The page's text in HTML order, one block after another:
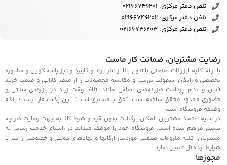
تلفن دفتر مرکزی: 02166746201
تلفن دفتر مرکزی: 02166746202
تلفن دفتر مرکزی: 02166746203
رضايت مشتريان، ضمانت كار ماست
با ارائه كليه ابزارآلات صنعتي با تنوع بالا از نظر برند و كاربرد و نيز پاسخگويي و مشاوره
تخصصي و رايگان، سهولت بررسي و مقايسه محصولات را از منظر كارايي و قيمت خريد
آسان و عدم پرداخت هزينه‌های اضافی مانند اتلاف وقت زياد در بازارهای سنتی و
حضوری محدود محقق ساخته است. “حق با مشتري است”. اين يک شعار نيست؛ بلكه
وظيفه فروشگاه است.
در سايه اعتماد مشتريان، امكان برگشت بدون قيد و شرط كالا به جهت رضايت هر چه
بيشتر فراهم شده است. فروشگاه خود را موظف ميداند در راستای خدمت رساني به
مشتريان، كليه ملزومات صنعتی موردنياز ارگانها و نهادهای دولتي و خصوصی را نيز با
شرايط ايده آل تامين نمايد.
مجوزها